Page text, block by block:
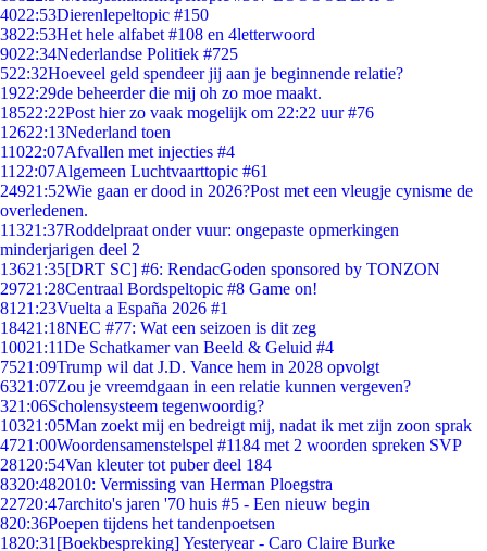
4022:53Dierenlepeltopic #150
3822:53Het hele alfabet #108 en 4letterwoord
9022:34Nederlandse Politiek #725
522:32Hoeveel geld spendeer jij aan je beginnende relatie?
1922:29de beheerder die mij oh zo moe maakt.
18522:22Post hier zo vaak mogelijk om 22:22 uur #76
12622:13Nederland toen
11022:07Afvallen met injecties #4
11 22:07Algemeen Luchtvaarttopic #61
24921:52Wie gaan er dood in 2026?Post met een vleugje cynisme de
overledenen.
11321:37Roddelpraat onder vuur: ongepaste opmerkingen
minderjarigen deel 2
13621:35[DRT SC] #6: RendacGoden sponsored by TONZON
29721:28Centraal Bordspeltopic #8 Game on!
81 21:23Vuelta a España 2026 #1
18421:18NEC #77: Wat een seizoen is dit zeg
10021:11De Schatkamer van Beeld & Geluid #4
7521:09Trump wil dat J.D. Vance hem in 2028 opvolgt
6321:07Zou je vreemdgaan in een relatie kunnen vergeven?
321:06Scholensysteem tegenwoordig?
10321:05Man zoekt mij en bedreigt mij, nadat ik met zijn zoon sprak
4721:00Woordensamenstelspel #1184 met 2 woorden spreken SVP
281 20:54Van kleuter tot puber deel 184
8320:482010: Vermissing van Herman Ploegstra
22720:47archito's jaren '70 huis #5 - Een nieuw begin
820:36Poepen tijdens het tandenpoetsen
1820:31 [Boekbespreking] Yesteryear - Caro Claire Burke